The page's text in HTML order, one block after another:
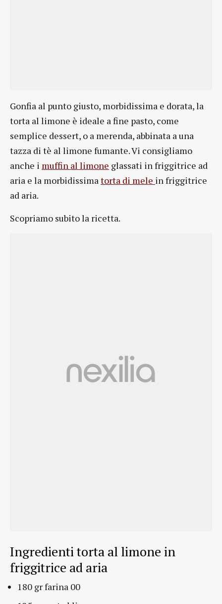
Gonfia al punto giusto, morbidissima e dorata, la
torta al limone è ideale a fine pasto, come
semplice dessert, o a merenda, abbinata a una
tazza di tè al limone fumante. Vi consigliamo
anche i muffin al limone glassati in friggitrice ad
aria e la morbidissimatorta di mele in friggitrice
ad aria.
Scopriamo subito la ricetta.
Ingredienti torta al limone in
friggitrice ad aria
180 gr farina 00